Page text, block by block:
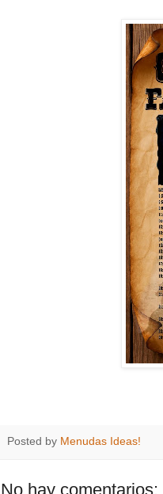
Posted by Menudas Ideas!
No hay comentarios: